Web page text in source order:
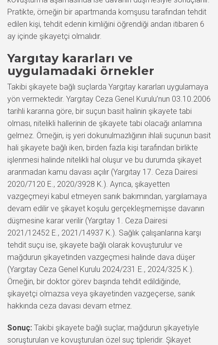
Pratikte, örneğin bir apartmanda komşusu tarafından tehdit
edilen kişi, tehdit edenin kimliğini öğrendiği andan itibaren 6
ay içinde şikayetçi olmalıdır.
Yargıtay kararları ve
uygulamadaki örnekler
Takibi şikayete bağlı suçlarda Yargıtay kararları uygulamaya
yön vermektedir. Yargıtay Ceza Genel Kurulu’nun 03.10.2006
tarihli kararına göre, bir suçun basit halinin şikayete tabi
olması, nitelikli hallerinin de şikayete tabi olacağı anlamına
gelmez. Örneğin, iş yeri dokunulmazlığının ihlali suçunun basit
hali şikayete bağlı iken, birden fazla kişi tarafından birlikte
işlenmesi halinde nitelikli hal oluşur ve bu durumda şikayet
aranmadan kamu davası açılır (Yargıtay 17. Ceza Dairesi
2020/7120 E., 2020/3928 K.). Ayrıca, şikayetten
vazgeçmeyi kabul etmeyen sanık bakımından, yargılamaya
devam edilir ve şikayet koşulu gerçekleşmemişse davanın
düşmesine karar verilir (Yargıtay 1. Ceza Dairesi
2021/12452 E., 2021/14937 K.). Sağlık çalışanlarına karşı
tehdit suçu ise, şikayete bağlı olarak kovuşturulur ve
mağdurun şikayetinden vazgeçmesi halinde dava düşer
(Yargıtay Ceza Genel Kurulu 2024/231 E., 2024/325 K.).
Örneğin, bir doktor görev başında tehdit edildiğinde,
şikayetçi olmazsa veya şikayetinden vazgeçerse, sanık
hakkında ceza davası devam etmez.
Sonuç: Takibi şikayete bağlı suçlar, mağdurun şikayetiyle
soruşturulan ve kovuşturulan özel suç tipleridir. Şikayet